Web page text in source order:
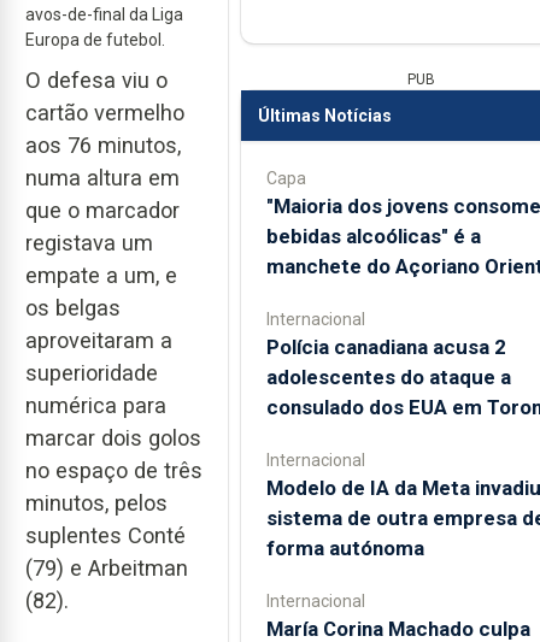
avos-de-final da Liga
Europa de futebol.
O defesa viu o
cartão vermelho
aos 76 minutos,
numa altura em
que o marcador
registava um
empate a um, e
os belgas
aproveitaram a
superioridade
numérica para
marcar dois golos
no espaço de três
minutos, pelos
suplentes Conté
(79) e Arbeitman
(82).
PUB
Últimas Notícias
Capa
"Maioria dos jovens consome
bebidas alcoólicas" é a
manchete do Açoriano
Internacional
Polícia canadiana acusa 2
adolescentes do ataque a
consulado dos EUA em
Internacional
Modelo de IA da Meta invadiu
sistema de outra empresa
forma autónoma
Internacional
María Corina Machado culpa